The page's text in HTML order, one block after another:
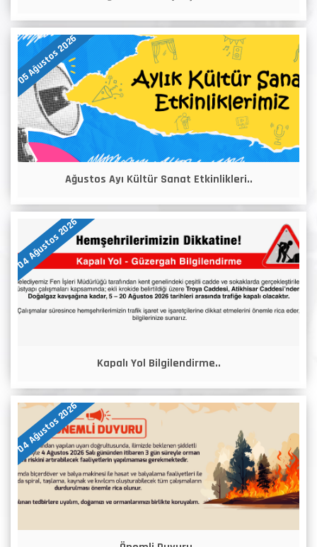
05 Ağustos 2026
Ağustos Ayı Kültür Sanat Etkinlikleri..
04 Ağustos 2026
Kapalı Yol Bilgilendirme..
04 Ağustos 2026